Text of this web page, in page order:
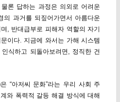
론 답하는 과정은 의외로 어려운
과거를 되짚어가면서 아름다운
, 반대급부로 피해자 역할의 자기
이다. 지금에 와서는 가해 시스템
식하고 되돌아보려면, 정직한 건
“아저씨 문화”라는 우리 사회 주
와 폭력적 갈등 해결 방식에 대해